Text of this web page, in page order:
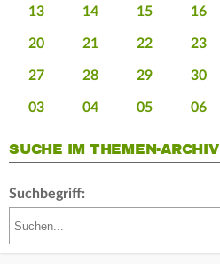
13
14 15 16
20 21 22 23
27 28 29 30
03 04 05 06
SUCHE IM THEMEN-ARCHIV
Suchbegriff: